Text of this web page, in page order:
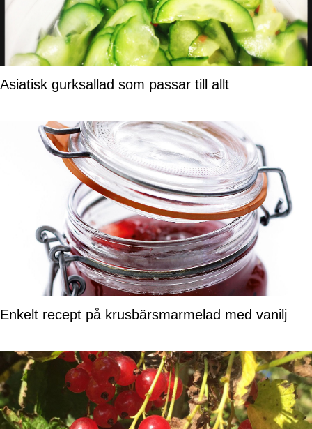
Asiatisk gurksallad som passar till allt
Enkelt recept på krusbärsmarmelad med vanilj